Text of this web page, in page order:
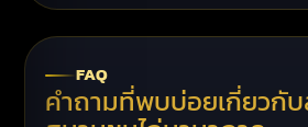
FAQ
คำถามที่พบบ่อยเกี่ยวกั